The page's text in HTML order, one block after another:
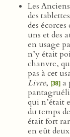
Les
des
des écorces
uns et des
en usage
n’y était
chanvre,
pas à cet
Livre, [38] a
qui n’était
du temps
était fort
en eût